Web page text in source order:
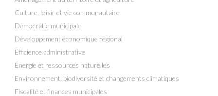
Culture, loisir et vie communautaire
Démocratie municipale
Développement économique régional
Efficience administrative
Énergie et ressources naturelles
Environnement, biodiversité et changements climatiques
Fiscalité et finances municipales